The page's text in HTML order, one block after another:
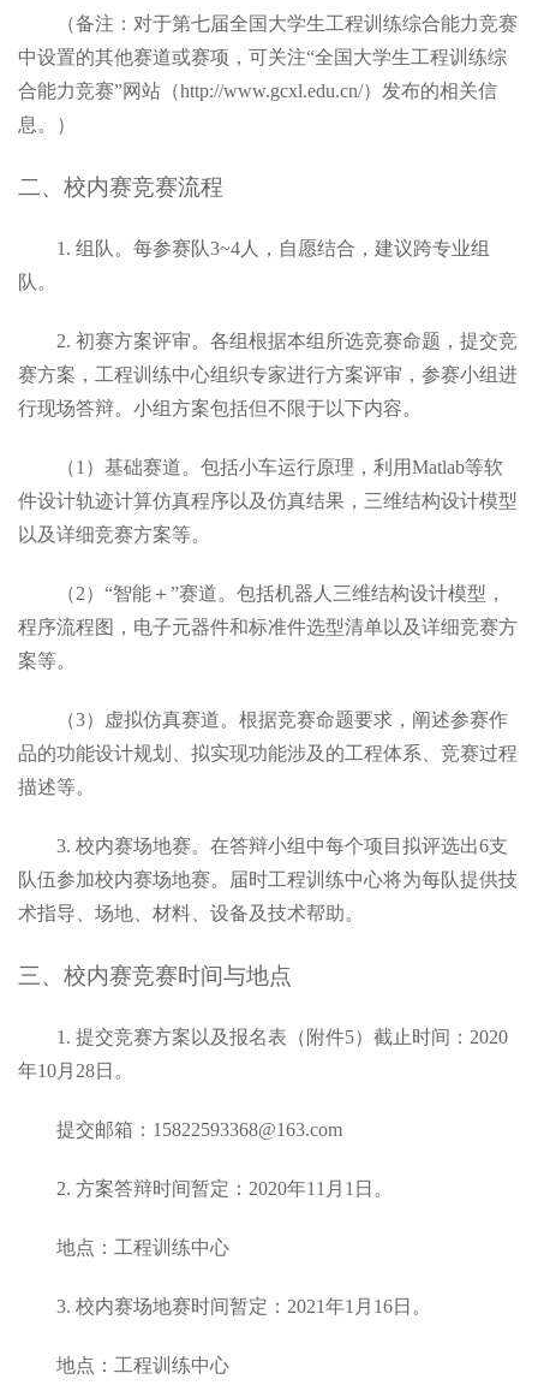
（备注：对于第七届全国大学生工程训练综合能力竞赛
中设置的其他赛道或赛项，可关注“全国大学生工程训练综
合能力竞赛”网站（http://www.gcxl.edu.cn/）发布的相关信
息。
）
二、 校内赛竞赛流程
1. 组队 。 每参赛队3~4 人，自愿结合， 建议跨专业组
队 。
2. 初赛方案评审。 各组根据本组所选竞赛命题， 提交竞
赛方案，工程训练中心组织专家进行方案评审， 参赛小组进
行现场答辩。 小组方案包括但不限于以下内容。
（1 ）基础赛道。包括小车运行原理，利用Matlab等软
件设计轨迹计算仿真程序以及仿真结果，三维结构设计模型
以及详细竞赛方案等。
（2）“智能＋”赛道。包括机器人三维结构设计模型，
程序流程图，电子元器件和标准件选型清单以及详细竞赛方
案等。
（3）虚拟仿真赛道。根据竞赛命题要求，阐述参赛作
品的功能设计规划、拟实现功能涉及的工程体系、竞赛过程
描述等。
3. 校内赛场地赛。 在答辩小组中每个项目拟评选出6支
队伍参加校内赛场地赛。
届时工程训练中心将为每队提供技
术指导、场地、材料、设备及技术帮助。
三、 校内赛竞赛时间与地点
1. 提交竞赛方案 以及报名表（附件5） 截止时间： 2020
年10月 28日。
提交邮箱： 15822593368@163.com
2. 方案答辩时间暂定： 2020年11 月 1 日。
地点：工程训练中心
3. 校内赛场地赛时间暂定： 2021年1 月 16日。
地点：工程训练中心